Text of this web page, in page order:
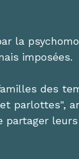
la
imposées.
des
parlottes",